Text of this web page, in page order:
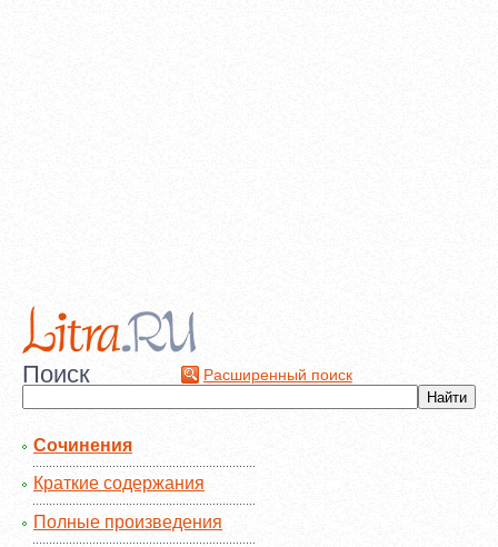
Поиск Расширенный поиск
Сочинения
Краткие содержания
Полные произведения